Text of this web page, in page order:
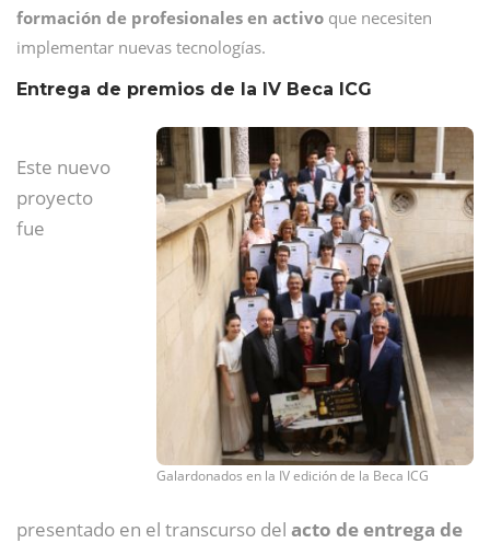
formación de profesionales en activo que necesiten
implementar nuevas tecnologías.
Entrega de premios de la IV Beca ICG
Galardonados en la IV edición de la Beca ICG
Este nuevo
proyecto
fue
presentado en el transcurso del acto de entrega de